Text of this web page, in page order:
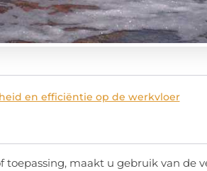
en efficiëntie op de werkvloer
maakt u gebruik van de